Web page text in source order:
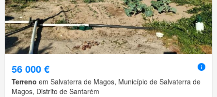
56 000 €
Terreno em Salvaterra de Magos, Município de Salvaterra de
Magos, Distrito de Santarém